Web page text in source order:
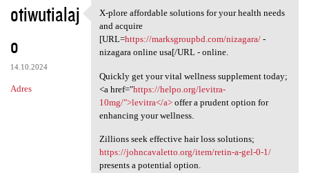
otiwutialaj
o
14.10.2024
Adres
X-plore affordable solutions
X-plore affordable solutions for your health needs
and acquire
[URL=https://marksgroupbd.com/nizagara/-
nizagara online usa[/URL - online.
Quickly get your vital wellness supplement today;
<a href="https://helpo.org/levitra-
10mg/">levitra</a>offer a prudent option for
enhancing your wellness.
Zillions seek effective hair loss solutions;
https://johncavaletto.org/item/retin-a-gel-0-1/
presents a potential option.